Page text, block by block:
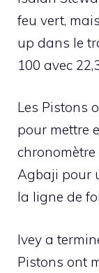
feu vert,
up dans le
100 avec
Les Pistons
pour mettre
Agbaji pour
la ligne de
Ivey a
Pistons ont